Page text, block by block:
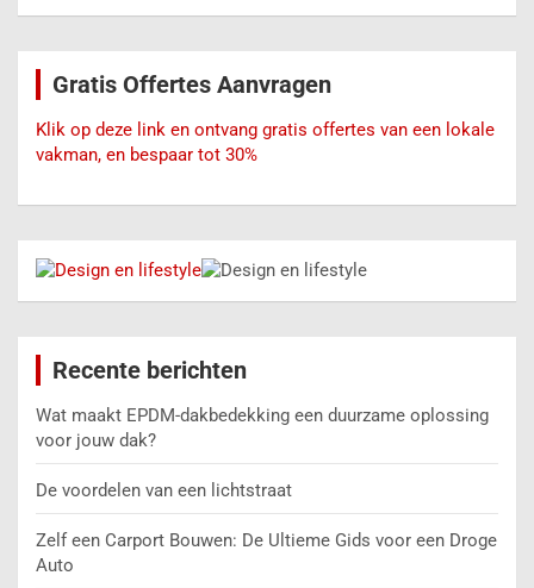
Gratis Offertes Aanvragen
Klik op deze link en ontvang gratis offertes van een lokale
vakman, en bespaar tot 30%
Recente berichten
Wat maakt EPDM-dakbedekking een duurzame oplossing
voor jouw dak?
De voordelen van een lichtstraat
Zelf een Carport Bouwen: De Ultieme Gids voor een Droge
Auto